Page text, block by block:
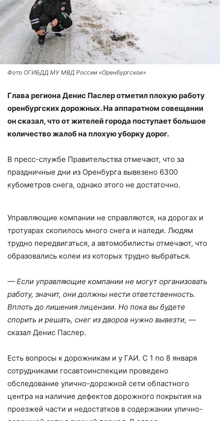
Фото ОГИБДД МУ МВД России «Оренбургское»
Глава региона Денис Паслер отметил плохую работу
оренбургских дорожных. На аппаратном совещании
он сказал, что от жителей города поступает большое
количество жалоб на плохую уборку дорог.
В пресс-службе Правительства отмечают, что за
праздничные дни из Оренбурга вывезено 6300
кубометров снега, однако этого не достаточно.
Управляющие компании не справляются, на дорогах и
тротуарах скопилось много снега и наледи. Людям
трудно передвигаться, а автомобилисты отмечают, что
образовались колеи из которых трудно выбраться.
— Если управляющие компании не могут организовать
работу, значит, они должны нести ответственность.
Вплоть до лишения лицензии. Но пока вы будете
спорить и решать, снег из дворов нужно вывезти, —
сказал Денис Паслер.
Есть вопросы к дорожникам и у ГАИ. С 1 по 8 января
сотрудниками госавтоинспекции проведено
обследование улично-дорожной сети областного
центра на наличие дефектов дорожного покрытия на
проезжей части и недостатков в содержании улично-